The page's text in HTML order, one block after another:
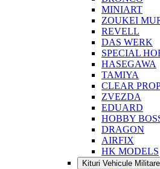
MINIART
ZOUKEI
REVELL
DAS WERK
SPECIAL
HASEGAWA
TAMIYA
CLEAR
ZVEZDA
EDUARD
HOBBY
DRAGON
AIRFIX
HK MODELS
Kituri Vehicule